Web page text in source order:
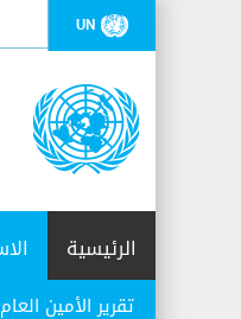
UN
الرئيسية
تقرير الأمين العام